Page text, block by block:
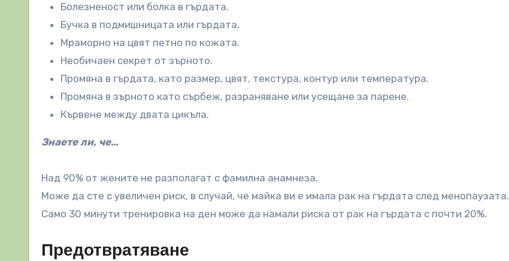
Болезненост или болка в гърдата.
Бучка в подмишницата или гърдата.
Мраморно на цвят петно по кожата.
Необичаен секрет от зърното.
Промяна в гърдата, като размер, цвят, текстура, контур или температура.
Промяна в зърното като сърбеж, разраняване или усещане за парене.
Кървене между двата цикъла.
Знаете ли, че…
Над 90% от жените не разполагат с фамилна анамнеза.
Може да сте с увеличен риск, в случай, че майка ви е имала рак на гърдата след менопаузата.
Само 30 минути тренировка на ден може да намали риска от рак на гърдата с почти 20%.
Предотвратяване